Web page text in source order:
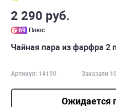
2 290 руб.
69 Плюс
Чайная пара из фарфра 2
Артикул: 14190 Заказали
Ожидается